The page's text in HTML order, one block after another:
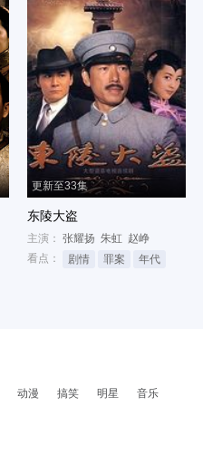
更新至33集
东陵大盗
主演： 张耀扬 朱虹 赵峥
看点：
剧情 罪案 年代
动漫 搞笑 明星 音乐